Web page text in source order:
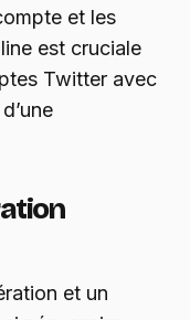
et les
est cruciale
Twitter avec
et un